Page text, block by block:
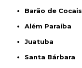
Barão de Cocais
Além Paraíba
Juatuba
Santa Bárbara